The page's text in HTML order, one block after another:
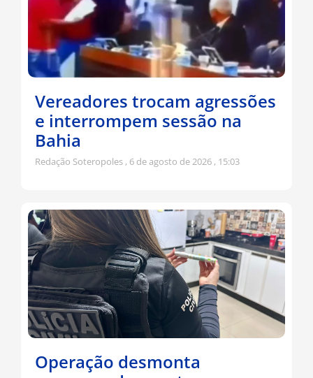
Vereadores trocam agressões
e interrompem sessão na
Bahia
Redação Soteropoles 6 de agosto de 2026 15:03
Operação desmonta